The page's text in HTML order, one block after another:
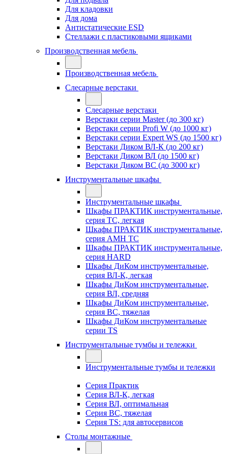
Для кладовки
Для дома
Антистатические ESD
Стеллажи с пластиковыми ящиками
Производственная мебель
Производственная мебель
Слесарные верстаки
Слесарные верстаки
Верстаки серии Master (до 300 кг)
Верстаки серии Profi W (до 1000 кг)
Верстаки серии Expert WS (до 1500 кг)
Верстаки Диком ВЛ-К (до 200 кг)
Верстаки Диком ВЛ (до 1500 кг)
Верстаки Диком ВС (до 3000 кг)
Инструментальные шкафы
Инструментальные шкафы
Шкафы ПРАКТИК инструментальные,
серия TC, легкая
Шкафы ПРАКТИК инструментальные,
серия AMH TC
Шкафы ПРАКТИК инструментальные,
серия HARD
Шкафы ДиКом инструментальные,
cерия ВЛ-К, легкая
Шкафы ДиКом инструментальные,
серия ВЛ, средняя
Шкафы ДиКом инструментальные,
серия ВС, тяжелая
Шкафы ДиКом инструментальные
серии TS
Инструментальные тумбы и тележки
Инструментальные тумбы и тележки
Серия Практик
Серия ВЛ-К, легкая
Серия ВЛ, оптимальная
Серия ВС, тяжелая
Серия TS: для автосервисов
Столы монтажные